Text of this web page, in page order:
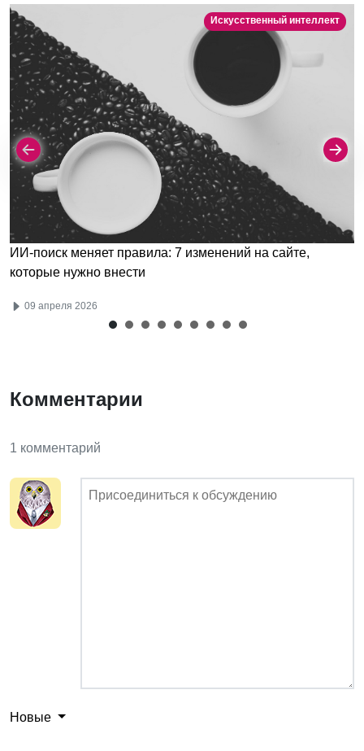
Искусственный интеллект
ИИ-поиск меняет правила: 7 изменений на сайте,
которые нужно внести
09 апреля 2026
Комментарии
1 комментарий
Новые